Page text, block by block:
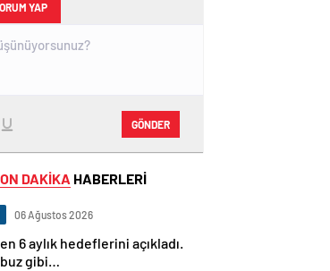
YAP
GÖNDER
DAKİKA HABERLERİ
06 Ağustos 2026
6 aylık hedeflerini açıkladı.
gibi…